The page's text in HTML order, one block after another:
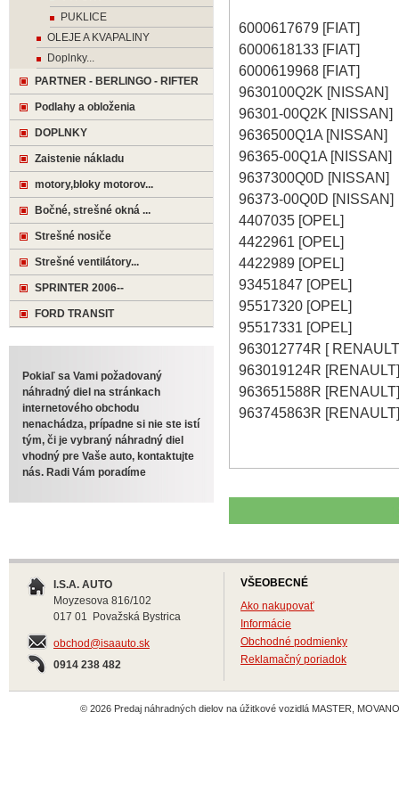
6000617679 [FIAT]
6000618133 [FIAT]
6000619968 [FIAT]
9630100Q2K [NISSAN]
96301-00Q2K [NISSAN]
9636500Q1A [NISSAN]
96365-00Q1A [NISSAN]
9637300Q0D [NISSAN]
96373-00Q0D [NISSAN]
4407035 [OPEL]
4422961 [OPEL]
4422989 [OPEL]
93451847 [OPEL]
95517320 [OPEL]
95517331 [OPEL]
963012774R [
963019124R [RENAULT]
963651588R [RENAULT]
963745863R [RENAULT]
PUKLICE
OLEJE A KVAPALINY
Doplnky...
PARTNER - BERLINGO - RIFTER
Podlahy a obloženia
DOPLNKY
Zaistenie nákladu
motory,bloky motorov...
Bočné, strešné okná ...
Strešné nosiče
Strešné ventilátory...
SPRINTER 2006--
FORD TRANSIT
Pokiaľ sa Vami požadovaný
náhradný diel na stránkach
internetového obchodu
nenachádza, prípadne si nie ste istí
tým, či je vybraný náhradný diel
vhodný pre Vaše auto, kontaktujte
nás. Radi Vám poradíme
I.S.A. AUTO
Moyzesova 816/102
017 01 Považská Bystrica
obchod@isaauto.sk
0914 238 482
VŠEOBECNÉ
Ako nakupovať
Informácie
Obchodné podmienky
Reklamačný poriadok
© 2026 Predaj náhradných dielov na úžitkové vozidlá MASTER,